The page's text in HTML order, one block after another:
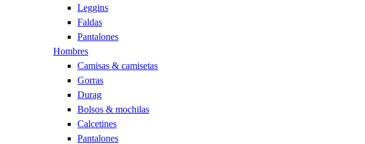
Leggins
Faldas
Pantalones
Hombres
Camisas & camisetas
Gorras
Durag
Bolsos & mochilas
Calcetines
Pantalones